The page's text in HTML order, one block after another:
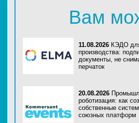
Вам
11.08.2026 КЭДО
производства:
документы, не
перчаток
20.08.2026
роботизация: как
собственные
союзных платформ